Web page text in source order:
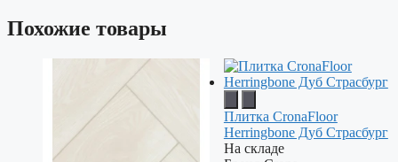
Похожие товары
Плитка CronaFloor
Herringbone Дуб Страсбург
На складе